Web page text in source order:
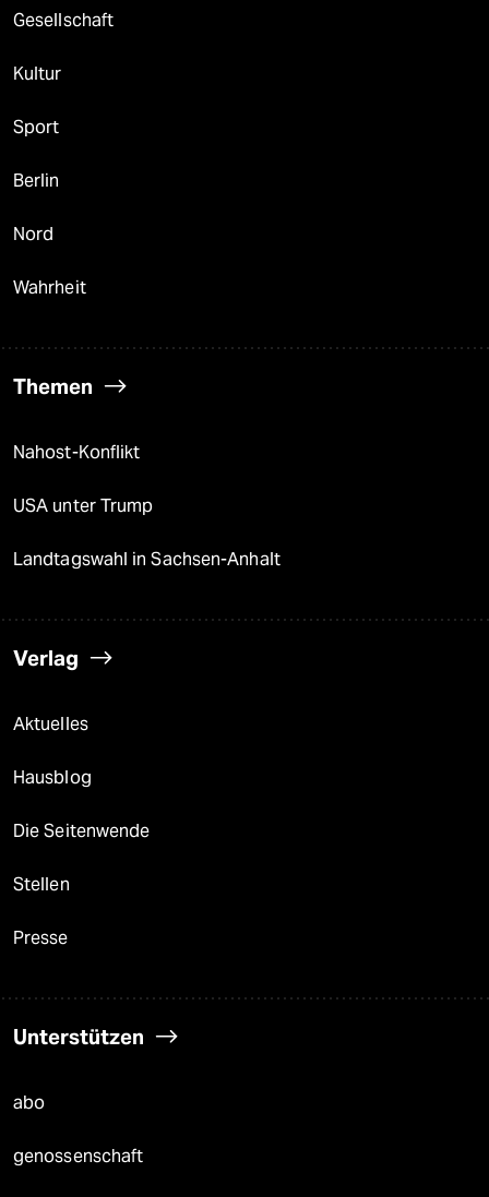
Gesellschaft
Kultur
Sport
Berlin
Nord
Wahrheit
Themen
Nahost-Konflikt
USA unter Trump
Landtagswahl in Sachsen-Anhalt
Verlag
Aktuelles
Hausblog
Die Seitenwende
Stellen
Presse
Unterstützen
abo
genossenschaft